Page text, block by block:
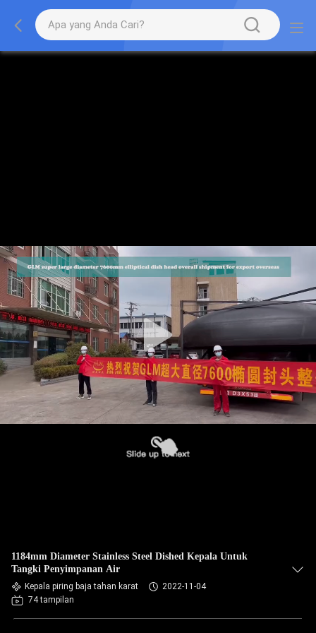
1184mm Diameter Stainless Steel Dished Kepala Untuk
Tangki Penyimpanan Air
Kepala piring baja tahan karat
2022-11-04
74 tampilan